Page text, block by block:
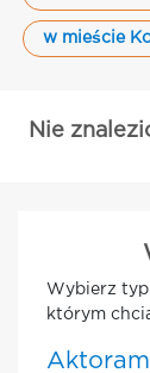
w mieście
Nie
Wybierz
którym
Aktoram